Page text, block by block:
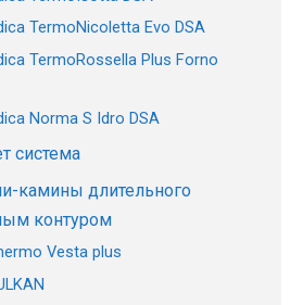
TermoNicoletta Evo DSA
TermoRossella Plus Forno
Norma S Idro DSA
система
камины длительного
контуром
Vesta plus